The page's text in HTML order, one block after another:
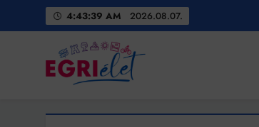
4:43:41 AM 2026.08.07.
Egri Élet